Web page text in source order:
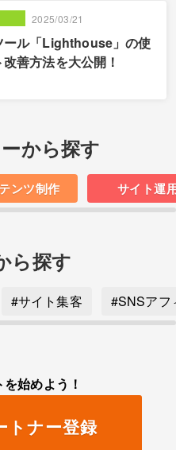
2025/03/21
ール「Lighthouse」の使
善方法を大公開！
から探す
ンツ制作 サイト運
ら探す
#サイト集客 #SNSアフ
始めよう！
トナー登録